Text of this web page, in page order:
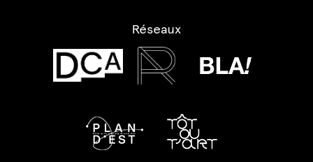
Réseaux